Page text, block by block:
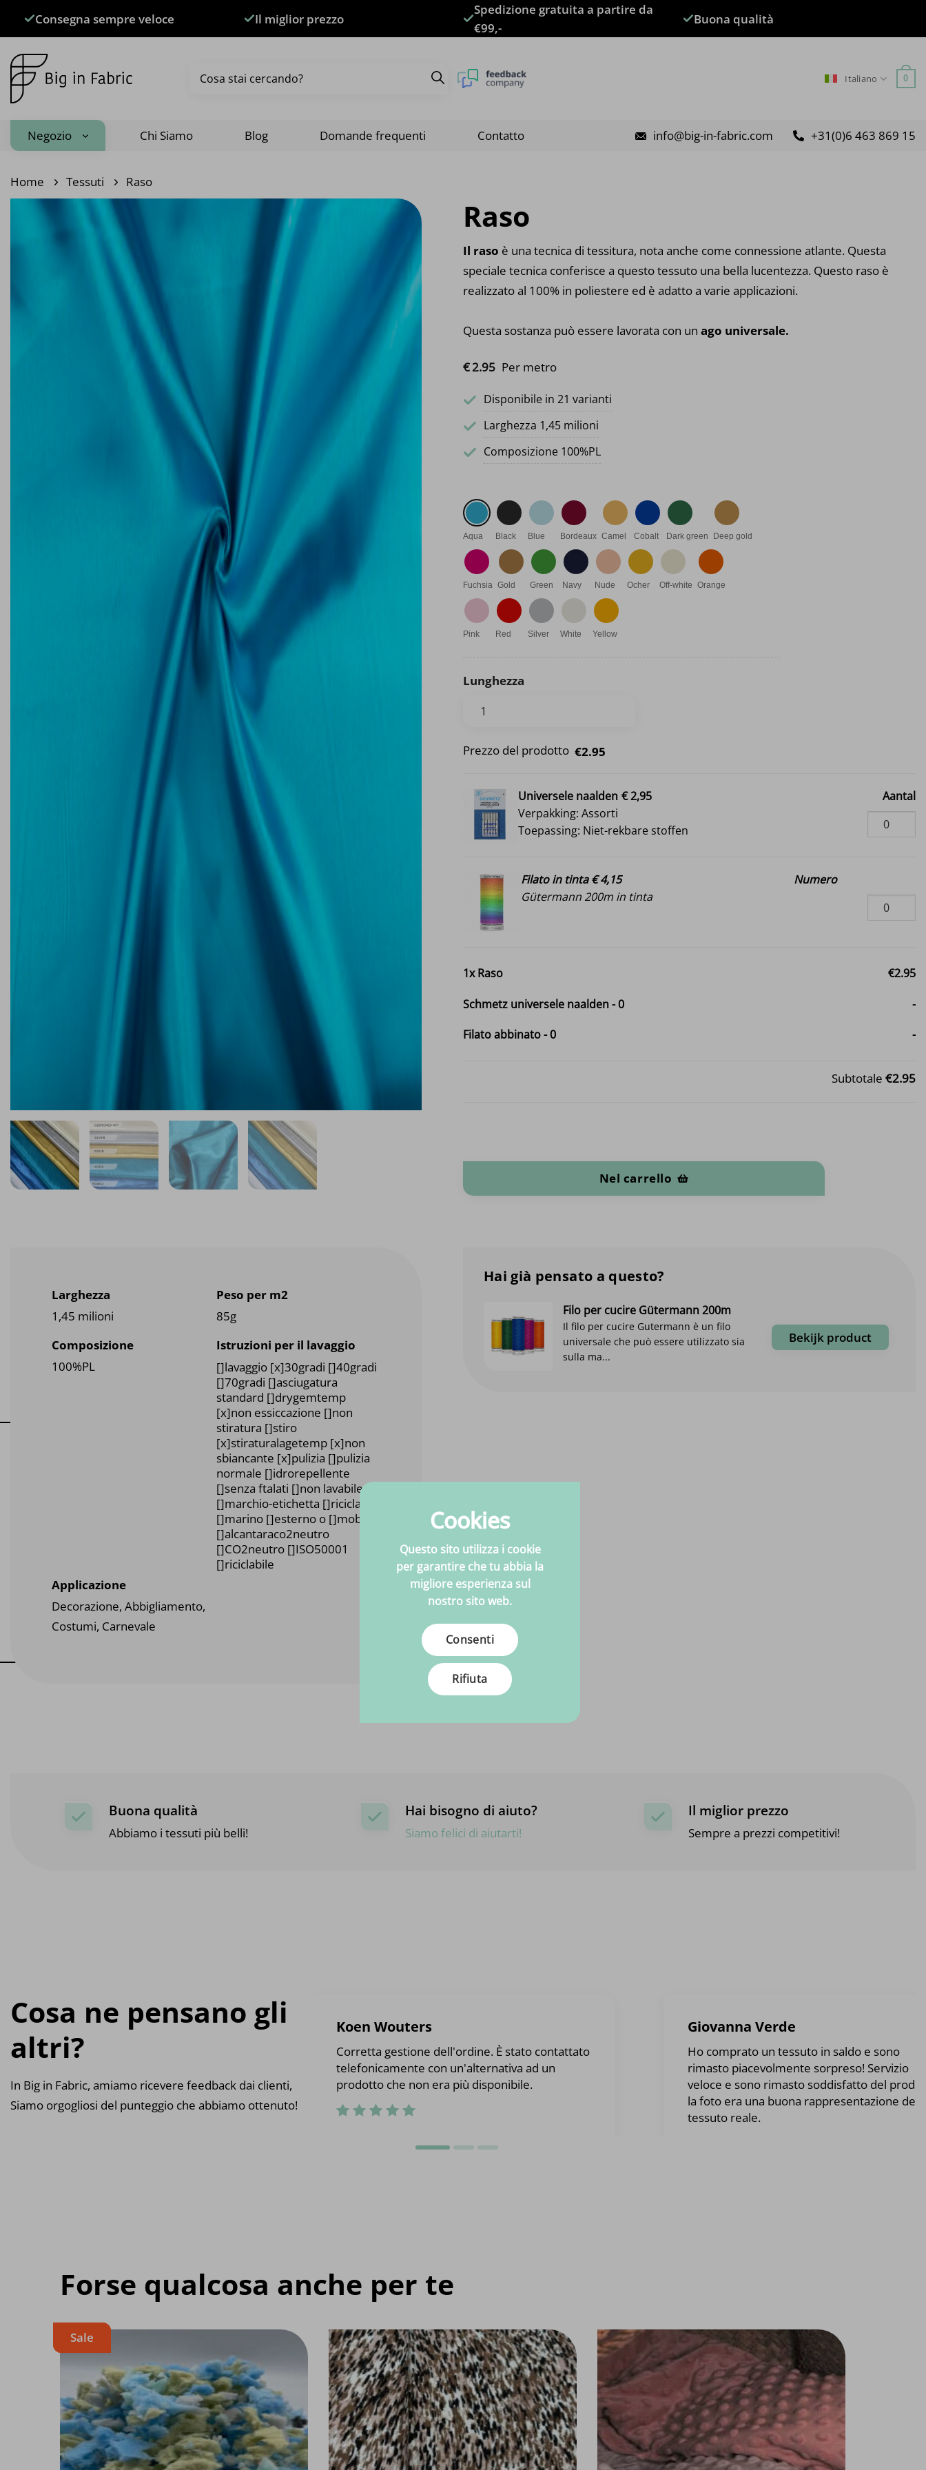
contenuti
Consegna sempre veloce Il miglior prezzo
Spedizione gratuita a partire da
€99,-
Buona qualità
Italiano 0
Negozio Chi Siamo Blog Domande frequenti Contatto info@big-in-fabric.com +31(0)6 463 869 15
Home Tessuti Raso
Raso
Il raso è una tecnica di tessitura, nota anche come connessione atlante. Questa
speciale tecnica conferisce a questo tessuto una bella lucentezza. Questo raso è
realizzato al 100% in poliestere ed è adatto a varie applicazioni.
Questa sostanza può essere lavorata con un ago universale.
€2.95 Per metro
Disponibile in 21 varianti
Larghezza 1,45 milioni
Composizione 100%PL
Aqua Black Blue Bordeaux Camel Cobalt Dark green Deep gold
Fuchsia Gold Green Navy Nude Ocher Off-white Orange
Pink Red Silver White Yellow
Lunghezza
Prezzo del prodotto €2.95
Universele naalden € 2,95
Verpakking: Assorti
Toepassing: Niet-rekbare stoffen
Aantal
Filato in tinta € 4,15
Gütermann 200m in tinta
Numero
1xRaso €2.95
Schmetz universele naalden-0 -
Filato abbinato-0 -
Subtotale €2.95
Nel carrello
Larghezza
1,45 milioni
Peso per m2
85g
Composizione
100%PL
Istruzioni per il lavaggio
[]lavaggio [x]30gradi []40gradi
[]70gradi []asciugatura
standard []drygemtemp
[x]non essiccazione []non
stiratura []stiro
[x]stiraturalagetemp [x]non
sbiancante [x]pulizia []pulizia
normale []idrorepellente
[]senza ftalati []non lavabile
[]marchio-etichetta []riciclato
[]marino []esterno o []mobili
[]alcantaraco2neutro
[]CO2neutro []ISO50001
[]riciclabile
Applicazione
Decorazione, Abbigliamento,
Costumi, Carnevale
Hai già pensato a questo?
Filo per cucire Gütermann 200m
Il filo per cucire Gutermann è un filo
universale che può essere utilizzato sia
sulla ma...
Bekijk product
Buona qualità
Abbiamo i tessuti più belli!
Hai bisogno di aiuto?
Siamo felici di aiutarti!
Il miglior prezzo
Sempre a prezzi competitivi!
Cosa ne pensano gli
altri?
In Big in Fabric, amiamo ricevere feedback dai clienti,
Siamo orgogliosi del punteggio che abbiamo ottenuto!
Koen Wouters
Corretta gestione dell'ordine. È stato contattato
telefonicamente con un'alternativa ad un
prodotto che non era più disponibile.
Giovanna Verde
Ho comprato un tessuto in saldo e sono
rimasto piacevolmente sorpreso! Servizio
veloce e sono rimasto soddisfatto del
la foto era una buona rappresentazione del
tessuto reale.
Forse qualcosa anche per te
Sale
Cookies
Questo sito utilizza i cookie
per garantire che tu abbia la
migliore esperienza sul
nostro sito web.
Consenti
Rifiuta